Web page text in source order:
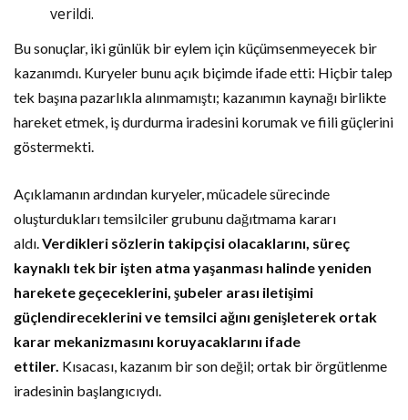
verildi.
Bu sonuçlar, iki günlük bir eylem için küçümsenmeyecek bir
kazanımdı. Kuryeler bunu açık biçimde ifade etti: Hiçbir talep
tek başına pazarlıkla alınmamıştı; kazanımın kaynağı birlikte
hareket etmek, iş durdurma iradesini korumak ve fiili güçlerini
göstermekti.
Açıklamanın ardından kuryeler, mücadele sürecinde
oluşturdukları temsilciler grubunu dağıtmama kararı
aldı.Verdikleri sözlerin takipçisi olacaklarını, süreç
kaynaklı tek bir işten atma yaşanması halinde yeniden
harekete geçeceklerini, şubeler arası iletişimi
güçlendireceklerini ve temsilci ağını genişleterek ortak
karar mekanizmasını koruyacaklarını ifade
ettiler. Kısacası, kazanım bir son değil; ortak bir örgütlenme
iradesinin başlangıcıydı.